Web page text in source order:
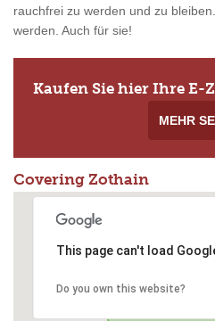
rauchfrei zu werden und zu
werden. Auch für sie!
Kaufen Sie hier Ihre E-
MEHR
Covering Zothain
This page can't load
Do you own this website?